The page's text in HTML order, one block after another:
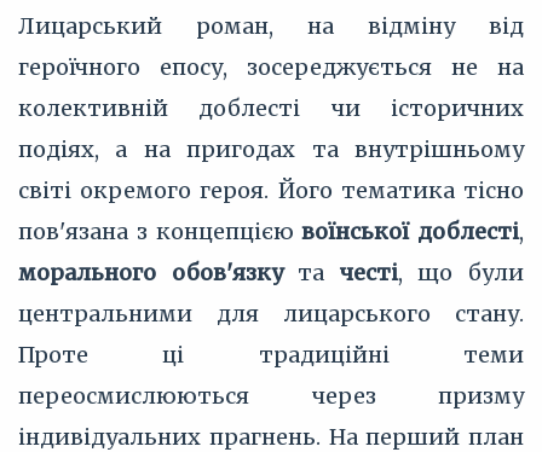
Лицарський роман, на відміну від
героїчного епосу, зосереджується не на
колективній доблесті чи історичних
подіях, а на пригодах та внутрішньому
світі окремого героя. Його тематика тісно
пов'язана з концепцієювоїнської доблесті,
морального обов'язкута честі, що були
центральними для лицарського стану.
Проте ці традиційні теми
переосмислюються через призму
індивідуальних прагнень. На перший план